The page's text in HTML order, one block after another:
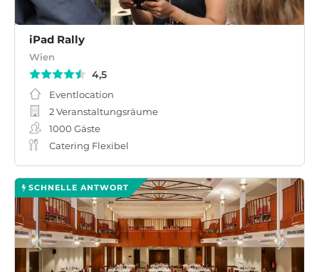
iPad Rally
Wien
4,5
Eventlocation
2 Veranstaltungsräume
1000 Gäste
Catering Flexibel
SCHNELLE ANTWORT